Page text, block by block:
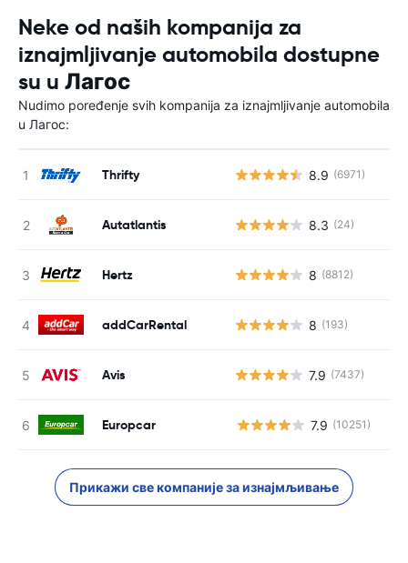
Neke od naših kompanija za
iznajmljivanje automobila dostupne
su u Лагос
Nudimo poređenje svih kompanija za iznajmljivanje automobila
u Лагос:
Thrifty 8.9 (6971)
Autatlantis 8.3 (24)
Hertz 8 (8812)
addCarRental 8 (193)
Avis 7.9 (7437)
Europcar 7.9 (10251)
Прикажи све компаније за изнајмљивање